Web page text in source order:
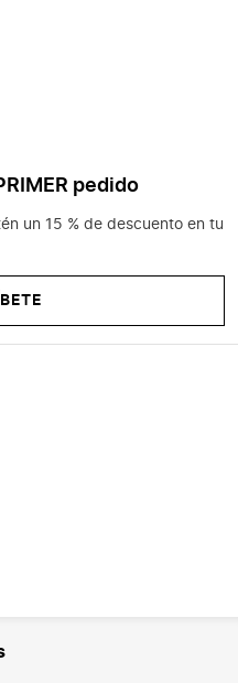
pedido
un 15 % de descuento en tu